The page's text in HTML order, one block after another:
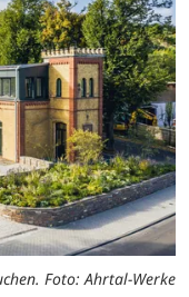
Foto: Ahrtal-Werke